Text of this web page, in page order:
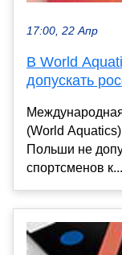
17:00, 22 Апр
В World
допускать
(World
Польши не
спортсменов к...